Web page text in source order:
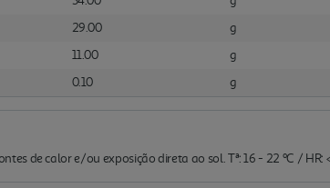
29.00
g
11.00
g
0.10 g
de calor e/ou exposição direta ao sol. Tª: 16 - 22 ºC / HR: